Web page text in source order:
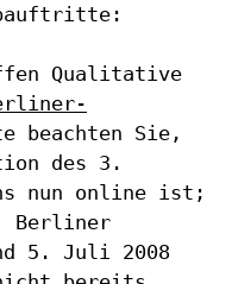
Qualitative
beachten Sie,
des 3.
nun online ist;
Berliner
5. Juli 2008